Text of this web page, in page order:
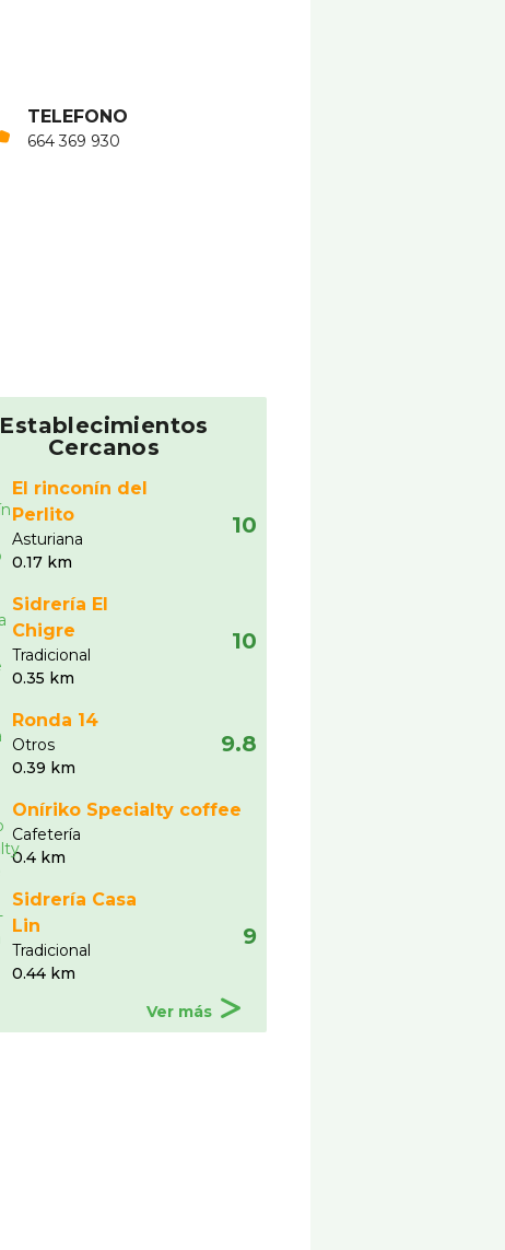
TELEFONO
664 369 930
Establecimientos
Cercanos
El rinconín del
Perlito
Asturiana
0.17 km
10
Sidrería El
Chigre
Tradicional
0.35 km
10
Ronda 14
Otros
0.39 km
9.8
Oníriko Specialty coffee
Cafeterí­a
0.4 km
Sidrerí­a Casa
Lin
Tradicional
0.44 km
9
Ver más